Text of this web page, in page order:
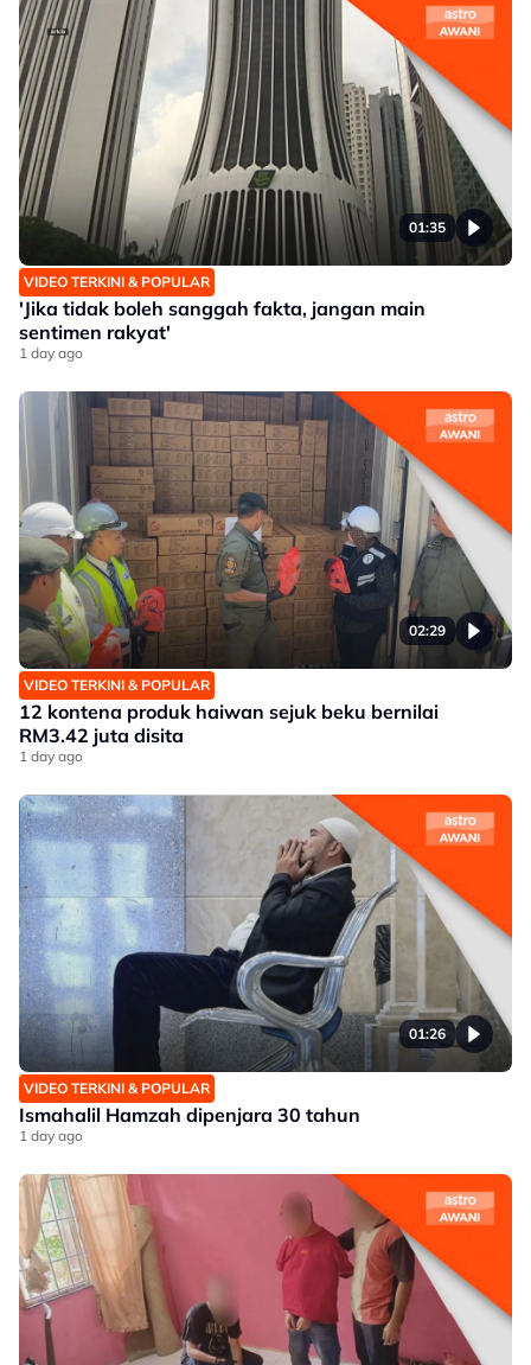
01:35
VIDEO TERKINI & POPULAR
'Jika tidak boleh sanggah fakta, jangan main
sentimen rakyat'
1 day ago
02:29
VIDEO TERKINI & POPULAR
12 kontena produk haiwan sejuk beku bernilai
RM3.42 juta disita
1 day ago
01:26
VIDEO TERKINI & POPULAR
Ismahalil Hamzah dipenjara 30 tahun
1 day ago